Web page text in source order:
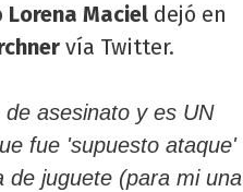
Lorena Maciel dejó en
vía Twitter.
asesinato y es UN
fue 'supuesto ataque'
de juguete (para mi una